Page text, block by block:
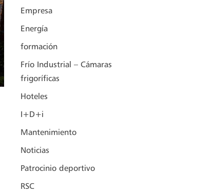
Empresa
Energía
formación
Frío Industrial – Cámaras
frigoríficas
Hoteles
I+D+i
Mantenimiento
Noticias
Patrocinio deportivo
RSC